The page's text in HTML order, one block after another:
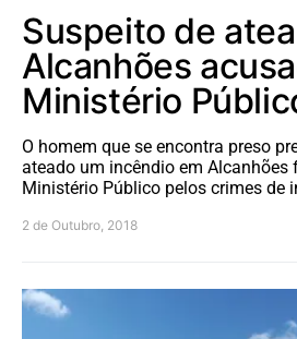
Suspeito de
Alcanhões
Ministério
O homem que se encontra preso
ateado um incêndio em Alcanhões
Ministério Público pelos crimes de
2 de Outubro, 2018